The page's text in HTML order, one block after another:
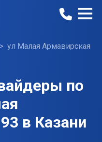
ул Малая Армавирская
по
в Казани